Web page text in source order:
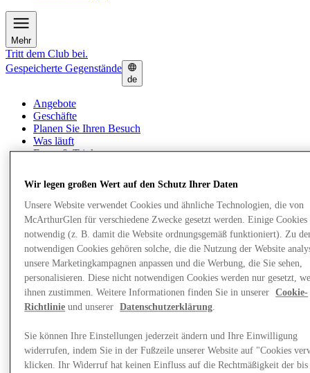
Mehr
Tritt dem Club bei.
Gespeicherte Gegenstände
de
Angebote
Geschäfte
Planen Sie Ihren Besuch
Was läuft
Essen & Trinken
Dienstleistungen
Mehr
Wir legen großen Wert auf den Schutz Ihrer Daten
Unsere Website verwendet Cookies und ähnliche Technologien, die von
McArthurGlen für verschiedene Zwecke gesetzt werden. Einige Cookies
notwendig (z. B. damit die Website ordnungsgemäß funktioniert). Zu
notwendigen Cookies gehören solche, die die Nutzung der Website
unsere Marketingkampagnen anpassen und die Werbung, die Sie sehen,
personalisieren. Diese nicht notwendigen Cookies werden nur gesetzt,
ihnen zustimmen. Weitere Informationen finden Sie in unserer
Cookie-
Richtlinie und unserer Datenschutzerklärung
Sie können Ihre Einstellungen jederzeit ändern und Ihre Einwilligung
widerrufen, indem Sie in der Fußzeile unserer Website auf "Cookies
klicken. Ihr Widerruf hat keinen Einfluss auf die Rechtmäßigkeit der bis